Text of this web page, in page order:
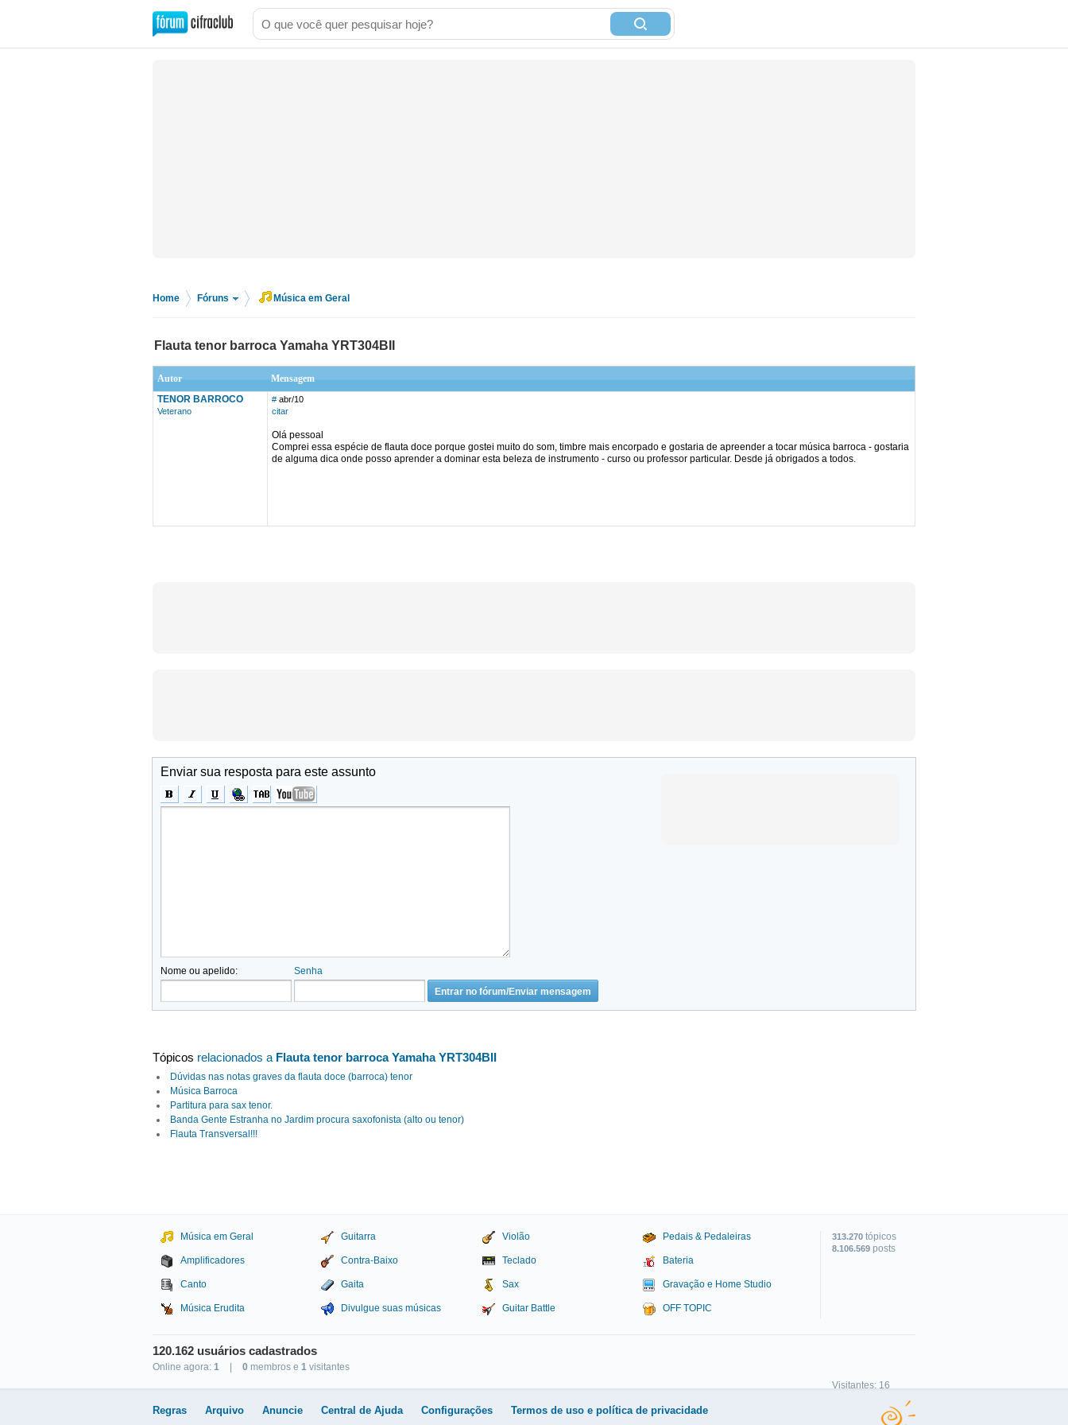
Home Fóruns Música em Geral
Flauta tenor barroca Yamaha YRT304BII
Autor
Mensagem
TENOR BARROCO
Veterano
# abr/10
citar
Olá pessoal
Comprei essa espécie de flauta doce porque gostei muito do som, timbre mais encorpado e gostaria de apreender a tocar música barroca - gostaria
de alguma dica onde posso aprender a dominar esta beleza de instrumento - curso ou professor particular. Desde já obrigados a todos.
Enviar sua resposta para este assunto
Nome ou apelido: Senha
Tópicos relacionados a Flauta tenor barroca Yamaha YRT304BII
Dúvidas nas notas graves da flauta doce (barroca) tenor
Música Barroca
Partitura para sax tenor.
Banda Gente Estranha no Jardim procura saxofonista (alto ou tenor)
Flauta Transversal!!!
Música em Geral Guitarra Violão Pedais & Pedaleiras
Amplificadores Contra-Baixo Teclado Bateria
Canto Gaita Sax Gravação e Home Studio
Música Erudita Divulgue suas músicas Guitar Battle OFF TOPIC
313.270 tópicos
8.106.569 posts
120.162 usuários cadastrados
Online agora: 1 0 membros e 1 visitantes
Visitantes: 16
Regras Arquivo Anuncie Central de Ajuda Configurações Termos de uso e política de privacidade
Studio Sol Comunicação Digital